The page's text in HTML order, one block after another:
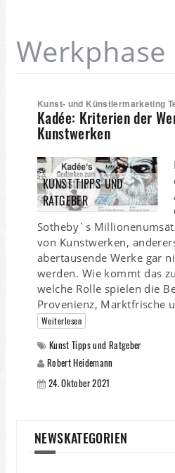
Werkphase
Kunst- und Künstlermarketing
Kadée: Kriterien der
Kunstwerken
KUNST TIPPS UND
RATGEBER
Sotheby`s
von Kunstwerken,
abertausende Werke gar
werden. Wie kommt das
welche Rolle spielen die
Provenienz, Marktfrische
Weiterlesen
Kunst Tipps und Ratgeber
Robert Heidemann
24. Oktober 2021
NEWSKATEGORIEN